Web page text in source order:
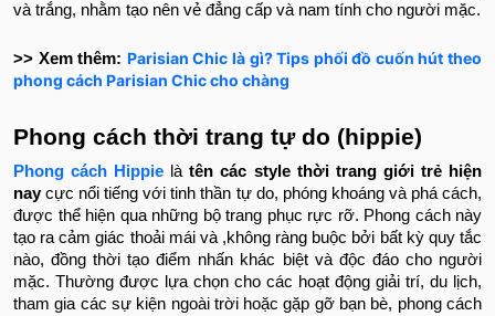
và trắng, nhằm tạo nên vẻ đẳng cấp và nam tính cho người mặc.
>> Xem thêm: Parisian Chic là gì? Tips phối đồ cuốn hút theo
phong cách Parisian Chic cho chàng
Phong cách thời trang tự do (hippie)
Phong cách Hippie làtên các style thời trang giới trẻ hiện
naycực nổi tiếng với tinh thần tự do, phóng khoáng và phá cách,
được thể hiện qua những bộ trang phục rực rỡ. Phong cách này
tạo ra cảm giác thoải mái và ,không ràng buộc bởi bất kỳ quy tắc
nào, đồng thời tạo điểm nhấn khác biệt và độc đáo cho người
mặc. Thường được lựa chọn cho các hoạt động giải trí, du lịch,
tham gia các sự kiện ngoài trời hoặc gặp gỡ bạn bè, phong cách